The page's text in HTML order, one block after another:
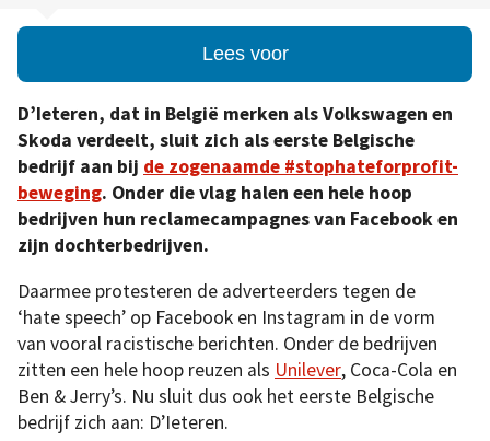
Lees voor
D’Ieteren, dat in België merken als Volkswagen en
Skoda verdeelt, sluit zich als eerste Belgische
bedrijf aan bij de zogenaamde #stophateforprofit-
beweging. Onder die vlag halen een hele hoop
bedrijven hun reclamecampagnes van Facebook en
zijn dochterbedrijven.
Daarmee protesteren de adverteerders tegen de
‘hate speech’ op Facebook en Instagram in de vorm
van vooral racistische berichten. Onder de bedrijven
zitten een hele hoop reuzen als Unilever, Coca-Cola en
Ben & Jerry’s. Nu sluit dus ook het eerste Belgische
bedrijf zich aan: D’Ieteren.